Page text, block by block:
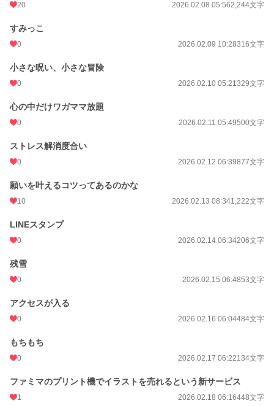
20 2026.02.08 05:562,244文字
すみっこ
0 2026.02.09 10:28316文字
小さな呪い、小さな冒険
0 2026.02.10 05:21329文字
心の中だけワガママ放題
0 2026.02.11 05:49500文字
ストレス解消度合い
0 2026.02.12 06:39877文字
願いを叶えるコツってあるのかな
10 2026.02.13 08:341,222文字
LINEスタンプ
0 2026.02.14 06:34206文字
残雪
0 2026.02.15 06:4853文字
アクセスが入る
0 2026.02.16 06:04484文字
もちもち
0 2026.02.17 06:22134文字
ファミマのプリント機でイラストを売れるという新サービス
1 2026.02.18 06:16448文字